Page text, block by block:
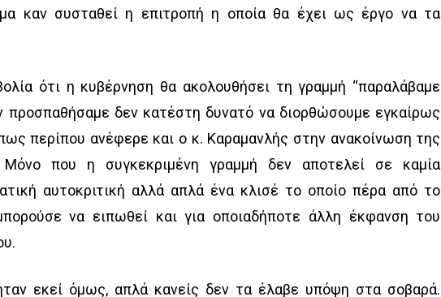
καν συσταθεί η επιτροπή η οποία θα έχει ως έργο να τα
ότι η κυβέρνηση θα ακολουθήσει τη γραμμή “παραλάβαμε
προσπαθήσαμε δεν κατέστη δυνατό να διορθώσουμε εγκαίρως
περίπου ανέφερε και ο κ. Καραμανλής στην ανακοίνωση της
Μόνο που η συγκεκριμένη γραμμή δεν αποτελεί σε καμία
αυτοκριτική αλλά απλά ένα κλισέ το οποίο πέρα από το
να ειπωθεί και για οποιαδήποτε άλλη έκφανση του
εκεί όμως, απλά κανείς δεν τα έλαβε υπόψη στα σοβαρά.